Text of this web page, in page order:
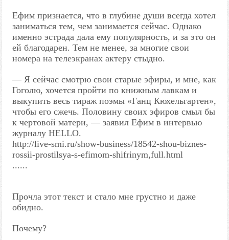
Ефим признается, что в глубине души всегда хотел
заниматься тем, чем занимается сейчас. Однако
именно эстрада дала ему популярность, и за это он
ей благодарен. Тем не менее, за многие свои
номера на телеэкранах актеру стыдно.
— Я сейчас смотрю свои старые эфиры, и мне, как
Гоголю, хочется пройти по книжным лавкам и
выкупить весь тираж поэмы «Ганц Кюхельгартен»,
чтобы его сжечь. Половину своих эфиров смыл бы
к чертовой матери, — заявил Ефим в интервью
журналу HELLO.
http://live-smi.ru/show-business/18542-shou-biznes-
rossii-prostilsya-s-efimom-shifrinym,full.html
......
Прочла этот текст и стало мне грустно и даже
обидно.
Почему?